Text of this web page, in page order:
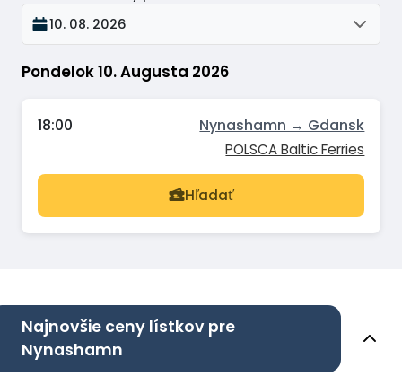
Pondelok 10. Augusta 2026
10. 08. 2026
18:00 Nynashamn → Gdansk
POLSCA Baltic Ferries
Hľadať
Najnovšie ceny lístkov pre
Nynashamn